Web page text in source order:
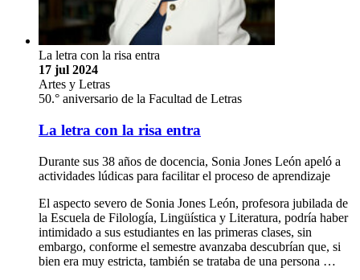
La letra con la risa entra
17 jul 2024
Artes y Letras
50.° aniversario de la Facultad de Letras
La letra con la risa entra
Durante sus 38 años de docencia, Sonia Jones León apeló a
actividades lúdicas para facilitar el proceso de aprendizaje
El aspecto severo de Sonia Jones León, profesora jubilada de
la Escuela de Filología, Lingüística y Literatura, podría haber
intimidado a sus estudiantes en las primeras clases, sin
embargo, conforme el semestre avanzaba descubrían que, si
bien era muy estricta, también se trataba de una persona …